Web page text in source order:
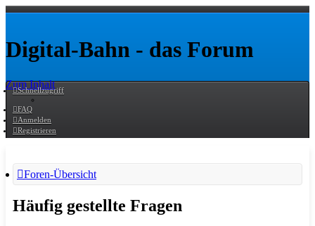
Digital-Bahn - das Forum
Zum Inhalt
Schnellzugriff
FAQ
Anmelden
Registrieren
Foren-Übersicht
Häufig gestellte Fragen